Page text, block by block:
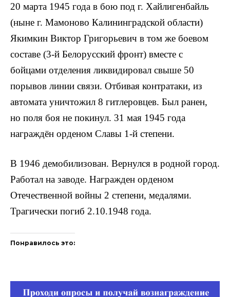
20 марта 1945 года в бою под г. Хайлигенбайль
(ныне г. Мамоново Калининградской области)
Якимкин Виктор Григорьевич в том же боевом
составе (3-й Белорусский фронт) вместе с
бойцами отделения ликвидировал свыше 50
порывов линии связи. Отбивая контратаки, из
авто­мата уничтожил 8 гитлеровцев. Был ранен,
но поля боя не покинул. 31 мая 1945 года
награждён орденом Славы 1-й степени.
В 1946 демобилизован. Вернулся в родной город.
Работал на заводе. Награжден орденом
Отечественной войны 2 степени, меда­лями.
Трагически погиб 2.10.1948 года.
Понравилось это: